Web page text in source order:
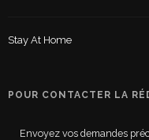
Stay At Home
POUR CONTACTER LA
Envoyez vos demandes